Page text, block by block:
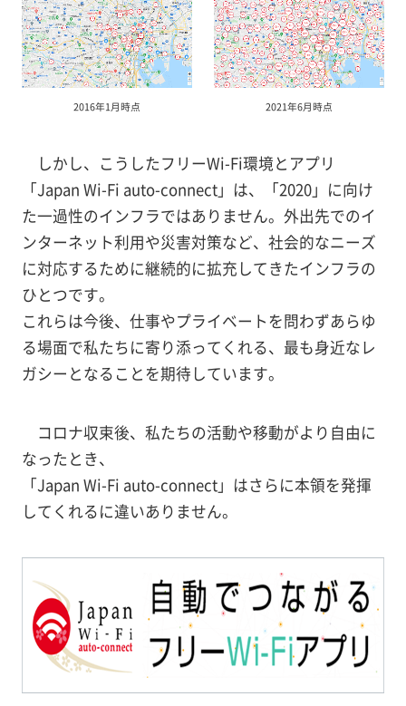
2016年1月時点 2021年6月時点
しかし、こうしたフリーWi-Fi環境とアプリ
「Japan Wi-Fi auto-connect」は、「2020」に向け
た一過性のインフラではありません。外出先でのイ
ンターネット利用や災害対策など、社会的なニーズ
に対応するために継続的に拡充してきたインフラの
ひとつです。
これらは今後、仕事やプライベートを問わずあらゆ
る場面で私たちに寄り添ってくれる、最も身近なレ
ガシーとなることを期待しています。
コロナ収束後、私たちの活動や移動がより自由に
なったとき、
「Japan Wi-Fi auto-connect」はさらに本領を発揮
してくれるに違いありません。